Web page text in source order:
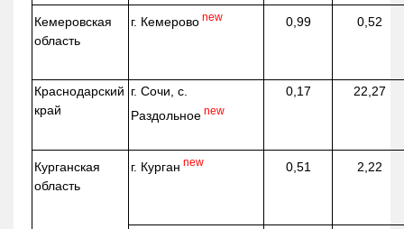
Кемеровская
область
г. Кемерово new 0,99 0,52
Краснодарский
край
г. Сочи, с.
Раздольное new
0,17 22,27
Курганская
область
г. Курган new 0,51 2,22